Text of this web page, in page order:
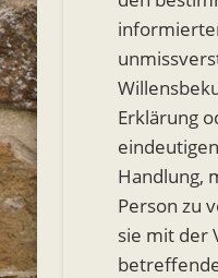
Erklärung
Handlung,
Person zu
sie mit der